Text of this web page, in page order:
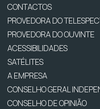
CONTACTOS
PROVEDORA DO
PROVEDORA DO OUVINTE
ACESSIBILIDADES
SATÉLITES
A EMPRESA
CONSELHO GERAL
CONSELHO DE OPINIÃO